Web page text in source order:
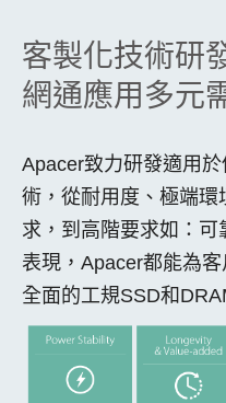
客製化技術研
網通應用多元
Apacer致力研發適用
術，從耐用度、極端
求，到高階要求如：
表現，Apacer都能為
全面的工規SSD和